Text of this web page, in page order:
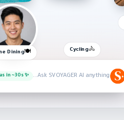
🍽️
Dining 🚴
Cycling
Ask SVOYAGER AI anything…
✨ Ideas in ~30s